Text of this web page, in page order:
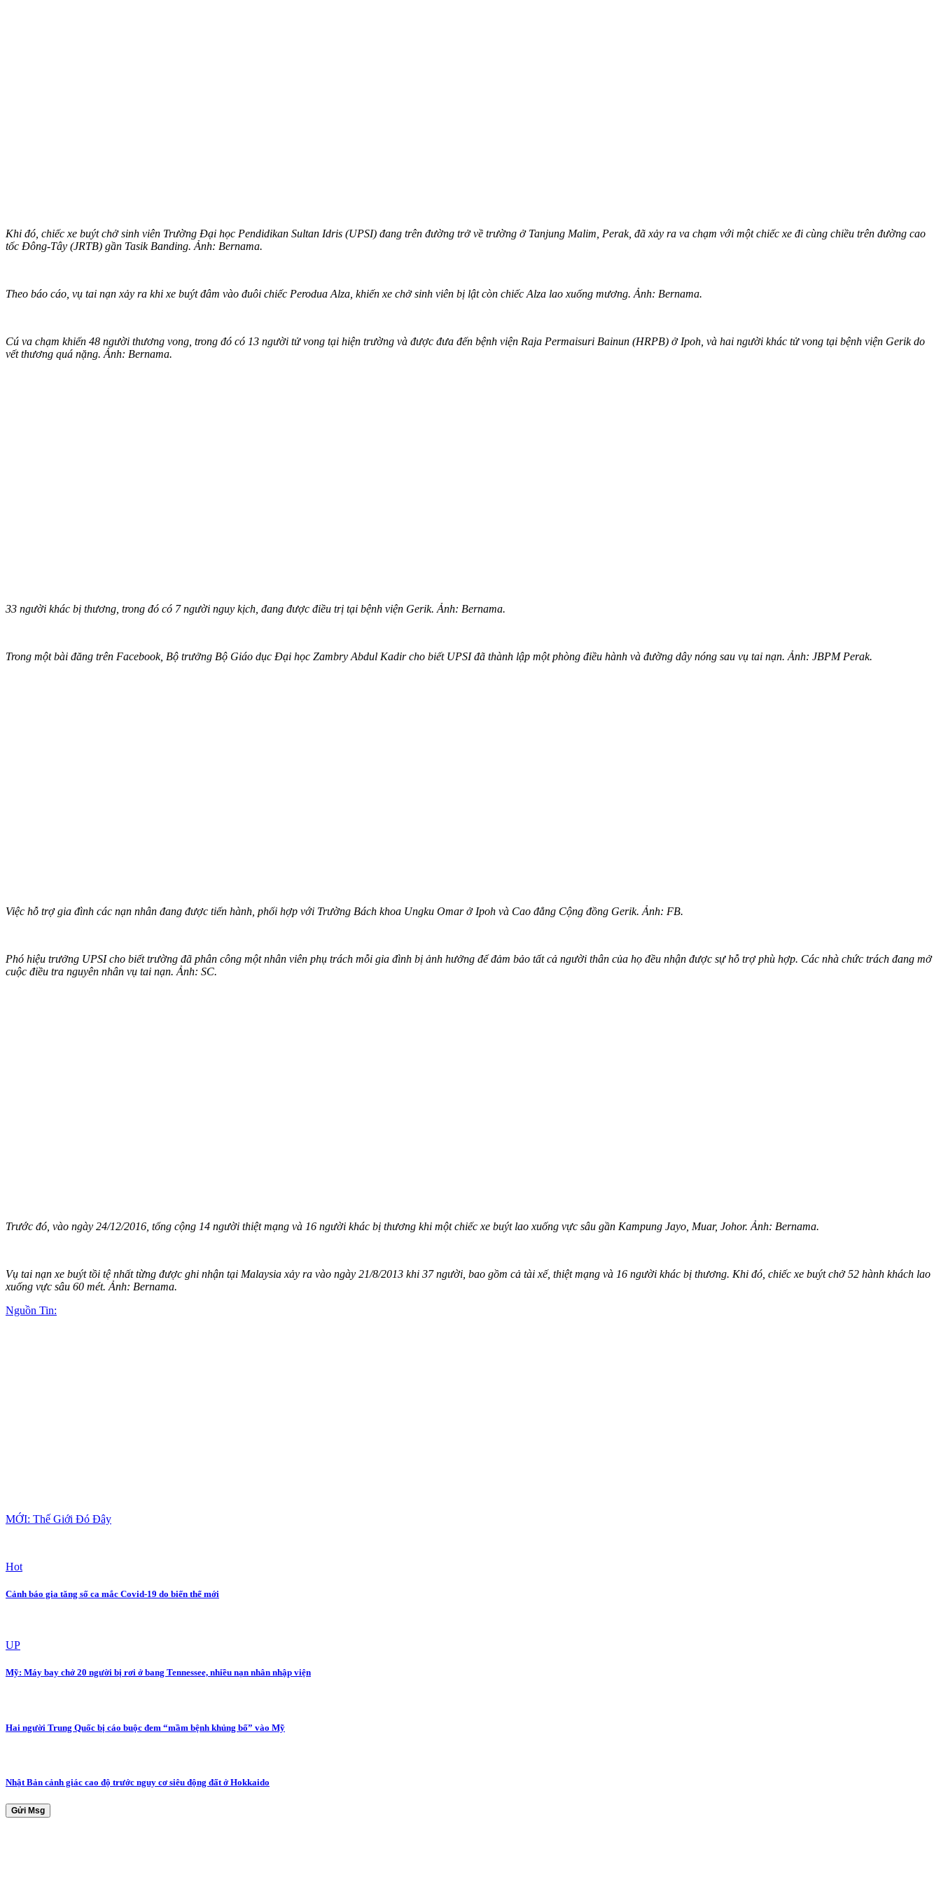
Khi đó, chiếc xe buýt chở sinh viên Trường Đại học Pendidikan Sultan Idris (UPSI) đang trên đường trở về trường ở Tanjung Malim, Perak, đã xảy ra va chạm với một chiếc xe đi cùng chiều trên đường cao
tốc Đông-Tây (JRTB) gần Tasik Banding. Ảnh: Bernama.
Theo báo cáo, vụ tai nạn xảy ra khi xe buýt đâm vào đuôi chiếc Perodua Alza, khiến xe chở sinh viên bị lật còn chiếc Alza lao xuống mương. Ảnh: Bernama.
Cú va chạm khiến 48 người thương vong, trong đó có 13 người t‌ử von‌g tại hiện trường và được đưa đến bệnh viện Raja Permaisuri Bainun (HRPB) ở Ipoh, và hai người khác t‌ử von‌g tại bệnh viện Gerik do
vết thương quá nặng. Ảnh: Bernama.
33 người khác bị thương, trong đó có 7 người nguy kịch, đang được điều trị tại bệnh viện Gerik. Ảnh: Bernama.
Trong một bài đăng trên Facebook, Bộ trưởng Bộ Giáo dục Đại học Zambry Abdul Kadir cho biết UPSI đã thành lập một phòng điều hành và đường dây nóng sau vụ tai nạn. Ảnh: JBPM Perak.
Việc hỗ trợ gia đình các nạn nhân đang được tiến hành, phối hợp với Trường Bách khoa Ungku Omar ở Ipoh và Cao đẳng Cộng đồng Gerik. Ảnh: FB.
Phó hiệu trưởng UPSI cho biết trường đã phân công một nhân viên phụ trách mỗi gia đình bị ảnh hưởng để đảm bảo tất cả người thân của họ đều nhận được sự hỗ trợ phù hợp. Các nhà chức trách đang mở
cuộc điều tra nguyên nhân vụ tai nạn. Ảnh: SC.
Trước đó, vào ngày 24/12/2016, tổng cộng 14 người thiệt mạng và 16 người khác bị thương khi một chiếc xe buýt lao xuống vực sâu gần Kampung Jayo, Muar, Johor. Ảnh: Bernama.
Vụ tai nạn xe buýt tồi tệ nhất từng được ghi nhận tại Malaysia xảy ra vào ngày 21/8/2013 khi 37 người, bao gồm cả tài xế, thiệt mạng và 16 người khác bị thương. Khi đó, chiếc xe buýt chở 52 hành khách lao
xuống vực sâu 60 mét. Ảnh: Bernama.
Nguồn Tin:
MỚI: Thế Giới Đó Đây
Hot
Cảnh báo gia tăng số ca mắc Covid-19 do biến thể mới
UP
Mỹ: Máy bay chở 20 người bị rơi ở bang Tennessee, nhiều nạn nhân nhập viện
Hai người Trung Quốc bị cáo buộc đem “mầm bệnh khủng bố” vào Mỹ
Nhật Bản cảnh giác cao độ trước nguy cơ siêu động đất ở Hokkaido
Gửi Msg